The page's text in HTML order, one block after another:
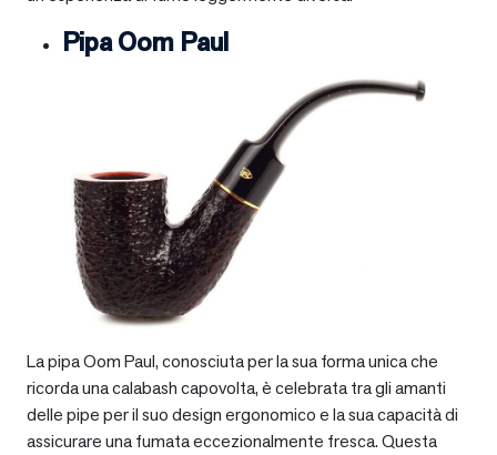
Pipa Oom Paul
La pipa Oom Paul, conosciuta per la sua forma unica che
ricorda una calabash capovolta, è celebrata tra gli amanti
delle pipe per il suo design ergonomico e la sua capacità di
assicurare una fumata eccezionalmente fresca. Questa